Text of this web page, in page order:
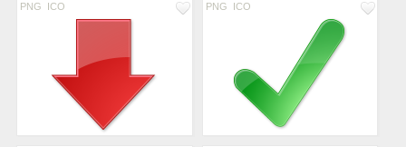
PNG ICO PNG ICO